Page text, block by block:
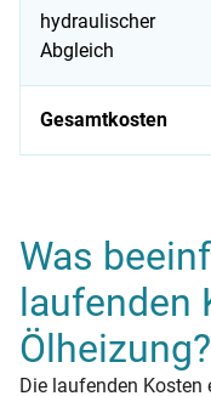
hydraulischer
Abgleich
Gesamtkosten
Was
laufenden
Ölheizung?
Die laufenden